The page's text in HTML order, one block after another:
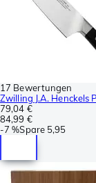
17 Bewertungen
Zwilling J.A. Henckels
79,04 €
84,99 €
-7 %Spare 5,95